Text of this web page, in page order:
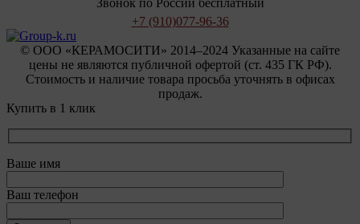
+7 (910)077-96-36
© OOO «КЕРАМОСИТИ» 2014–2024 Указанные на сайте
цены не являются публичной офертой (ст. 435 ГК РФ).
Стоимость и наличие товара просьба уточнять в офисах
продаж.
Купить в 1 клик
Ваше имя
Ваш телефон